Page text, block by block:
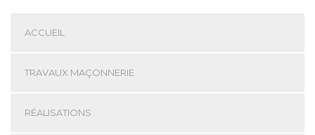
ACCUEIL
TRAVAUX MAÇONNERIE
RÉALISATIONS